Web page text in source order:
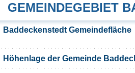
GEMEINDEGEBIET
Baddeckenstedt Gemeindefläche
Höhenlage der Gemeinde